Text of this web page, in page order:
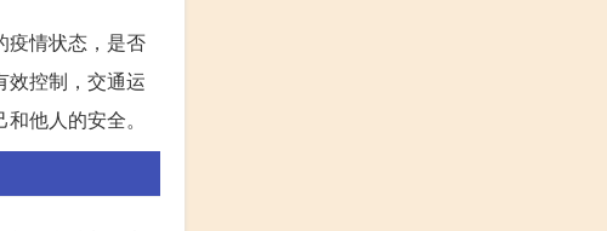
疫情状态，是否
效控制，交通运
他人的安全。